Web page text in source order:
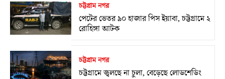
চট্টগ্রাম নগর
পেটের ভেতর ৯০ হাজার পিস ইয়াবা, চট্টগ্রামে ২
রোহিঙ্গা আটক
চট্টগ্রাম নগর
চট্টগ্রামে জ্বলছে না চুলা, বেড়েছে লোডশেডিং